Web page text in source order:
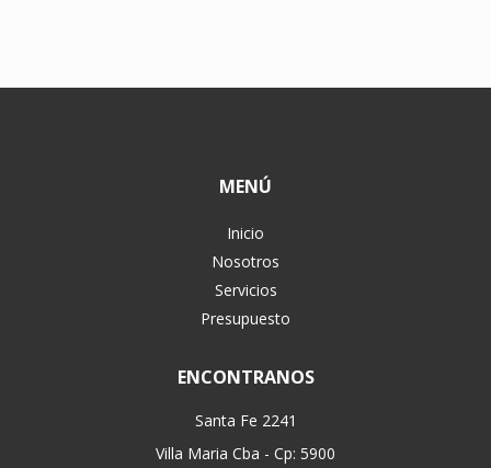
MENÚ
Inicio
Nosotros
Servicios
Presupuesto
ENCONTRANOS
Santa Fe 2241
Villa Maria Cba - Cp: 5900